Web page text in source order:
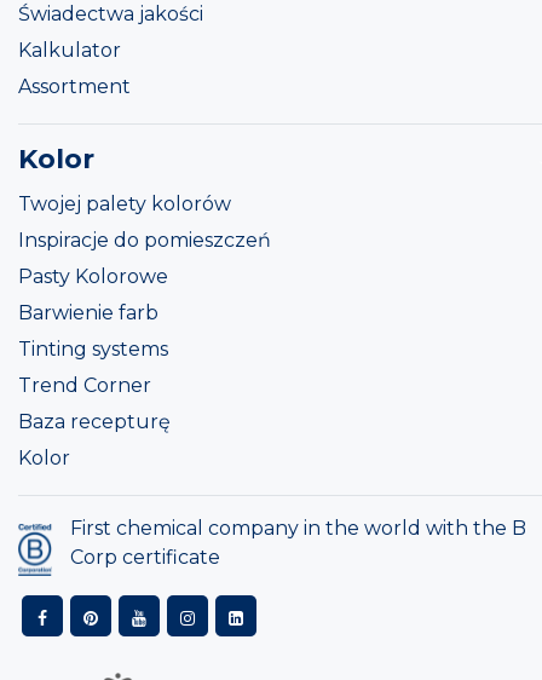
Świadectwa jakości
Kalkulator
Assortment
Kolor
Twojej palety kolorów
Inspiracje do pomieszczeń
Pasty Kolorowe
Barwienie farb
Tinting systems
Trend Corner
Baza recepturę
Kolor
First chemical company in the world with the B
Corp certificate